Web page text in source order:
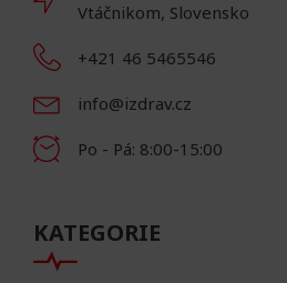
Vtáčnikom, Slovensko
+421 46 5465546
info@izdrav.cz
Po - Pá: 8:00-15:00
KATEGORIE